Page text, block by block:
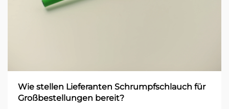
Wie stellen Lieferanten Schrumpfschlauch für
Großbestellungen bereit?